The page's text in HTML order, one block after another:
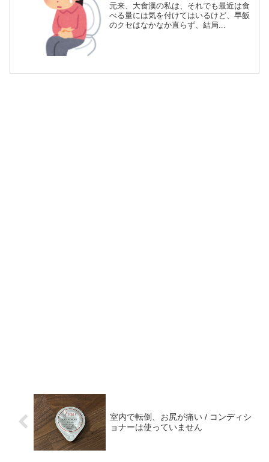
元来、大食漢の私は、それでも最近は食
べる量には気を付けてはいるけど、早飯
のクセはなかなか直らず、結局...
室内で転倒、お尻が痛い / コンディシ
ョナーは使っていません